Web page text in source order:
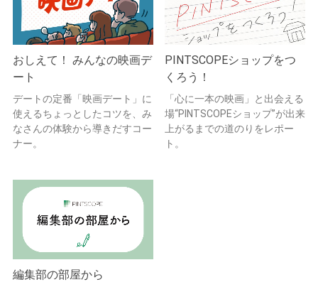
おしえて！ みんなの映画デ
ート
デートの定番「映画デート」に
使えるちょっとしたコツを、み
なさんの体験から導きだすコー
ナー。
PINTSCOPEショップをつ
くろう！
「心に一本の映画」と出会える
場“PINTSCOPEショップ”が出来
上がるまでの道のりをレポー
ト。
編集部の部屋から